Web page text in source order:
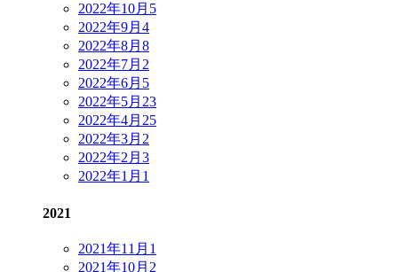
2022年10月 5
2022年9月 4
2022年8月 8
2022年7月 2
2022年6月 5
2022年5月 23
2022年4月 25
2022年3月 2
2022年2月 3
2022年1月 1
2021
2021年11月 1
2021年10月 2